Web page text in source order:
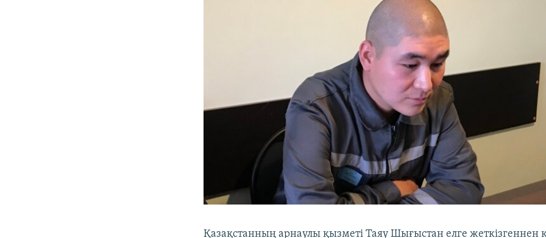
Қазақстанның арнаулы қызметі Таяу Шығыстан елге жеткізгеннен